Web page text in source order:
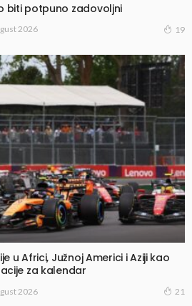
biti potpuno zadovoljni
2026 19
u Africi, Južnoj Americi i Aziji kao
za kalendar
2026 21